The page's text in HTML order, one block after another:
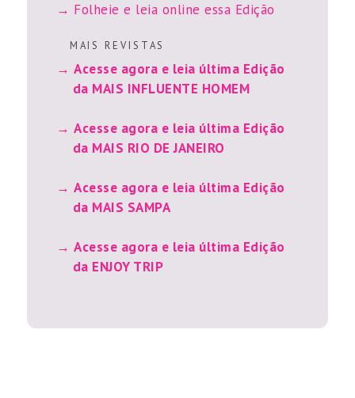
Folheie e leia online essa Edição
M A I S R E V I S T A S
Acesse agora e leia última Edição
da MAIS INFLUENTE HOMEM
Acesse agora e leia última Edição
da MAIS RIO DE JANEIRO
Acesse agora e leia última Edição
da MAIS SAMPA
Acesse agora e leia última Edição
da ENJOY TRIP